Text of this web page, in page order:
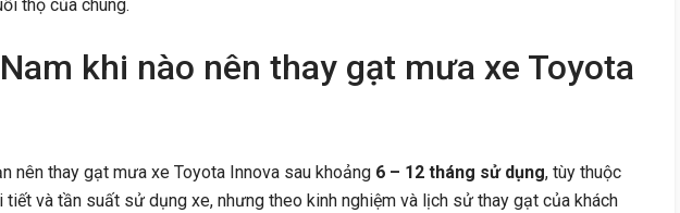
thọ của chúng.
khi nào nên thay gạt mưa xe Toyota
nên thay gạt mưa xe Toyota Innova sau khoảng 6 – 12 tháng sử dụng, tùy thuộc
tiết và tần suất sử dụng xe, nhưng theo kinh nghiệm và lịch sử thay gạt của khách